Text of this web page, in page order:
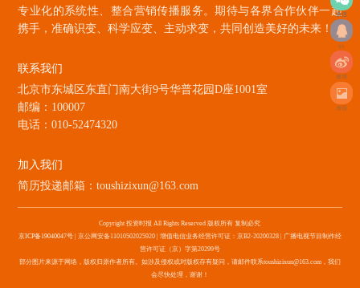
微信
qq
微博
海报
专业化的系统性、整合营销传播服务。期待与各界合作伙伴一起
携手，准确识变、科学应变、主动求变，共同创造美好的未来！
联系我们
北京市东城区东直门南大街9号华普花园D座1001室
邮编：100007
电话：010-52474320
加入我们
简历投递邮箱：toushizixun@163.com
Copyright 投资时报 All Rights Reserved 版权所有 复制必究
京ICP备19040047号| 京公网安备11010502025920 | 增值电信业务经营许可证：京B2-20200328 | 广播电视节目制作经
营许可证（京）字第20299号
部分图片来源于网络，版权归原作者所有。如涉及侵权或对版权存有疑问，请邮件联系toushizixun@163.com，我们
会尽快处理，谢谢！